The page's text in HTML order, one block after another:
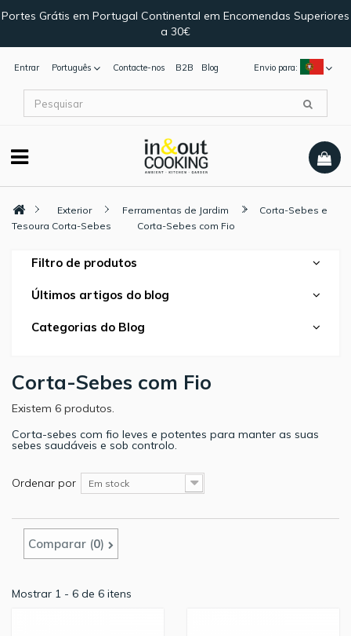
Portes Grátis em Portugal Continental em Encomendas Superiores
a 30€
Entrar Português Envio para:
Contacte-nos B2B Blog
Exterior Ferramentas de Jardim
Corta-Sebes e
Tesoura Corta-Sebes
Corta-Sebes com Fio
Filtro de produtos
Últimos artigos do blog
Categorias do Blog
Corta-Sebes com Fio
Existem 6 produtos.
Corta-sebes com fio leves e potentes para manter as suas
sebes saudáveis e sob controlo.
Ordenar por Em stock
Comparar (0)
Mostrar 1 - 6 de 6 itens